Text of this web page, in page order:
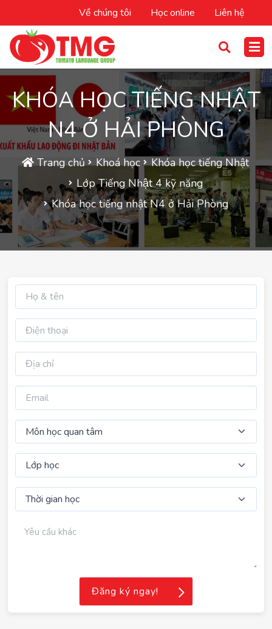
Về chúng tôi Học online Liên hệ
KHÓA HỌC TIẾNG NHẬT
N4 Ở HẢI PHÒNG
Trang chủ Khoá học
Khóa học tiếng Nhật
Lớp Tiếng Nhật 4 kỹ năng
Khóa học tiếng nhật N4 ở Hải Phòng
Đăng ký ngay!